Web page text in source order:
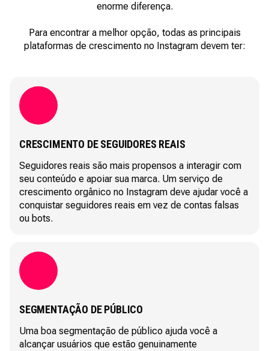
enorme diferença.
Para encontrar a melhor opção, todas as principais
plataformas de crescimento no Instagram devem ter:
CRESCIMENTO DE SEGUIDORES REAIS
Seguidores reais são mais propensos a interagir com
seu conteúdo e apoiar sua marca. Um serviço de
crescimento orgânico no Instagram deve ajudar você a
conquistar seguidores reais em vez de contas falsas
ou bots.
SEGMENTAÇÃO DE PÚBLICO
Uma boa segmentação de público ajuda você a
alcançar usuários que estão genuinamente